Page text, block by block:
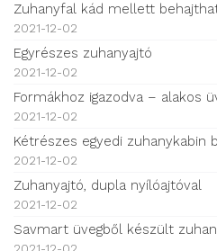
Zuhanyfal kád mellett
2021-12-02
Egyrészes zuhanyajtó
2021-12-02
Formákhoz igazodva – alakos
2021-12-02
Kétrészes egyedi zuhanykabin
2021-12-02
Zuhanyajtó, dupla nyílóajtóval
2021-12-02
Savmart üvegből készült